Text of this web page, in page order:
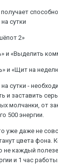
сутки
2»
и «Выделить
и «Щит на
сутки -
и заставить
молчанки, от
500 энергии.
уже даже не
цвета фона.
каждый
и 1 час